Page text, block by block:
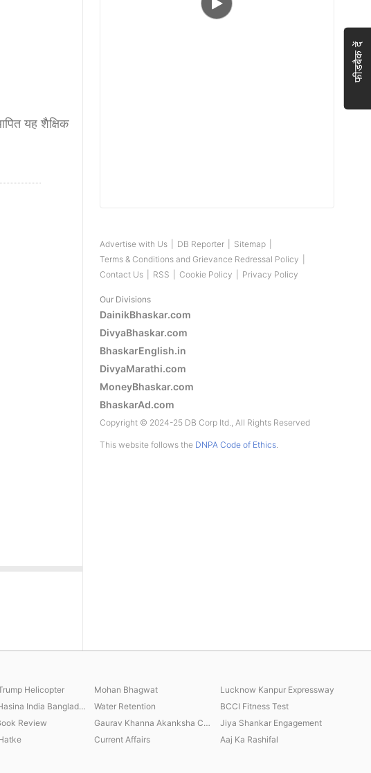
यह शैक्षिक
Advertise with Us DB Reporter Sitemap
Terms & Conditions and Grievance Redressal Policy
Contact Us
RSS Cookie Policy Privacy Policy
Our Divisions
DainikBhaskar.com
DivyaBhaskar.com
BhaskarEnglish.in
DivyaMarathi.com
MoneyBhaskar.com
BhaskarAd.com
Copyright © 2024-25 DB Corp ltd., All Rights Reserved
This website follows the DNPA Code of Ethics.
फीडबैक दें
Helicopter Mohan Bhagwat
Lucknow Kanpur Expressway
Sheikh Hasina India Bangladesh Water Retention
BCCI Fitness Test
Review Gaurav Khanna Akanksha Chamola
Jiya Shankar Engagement
Current Affairs Aaj Ka Rashifal